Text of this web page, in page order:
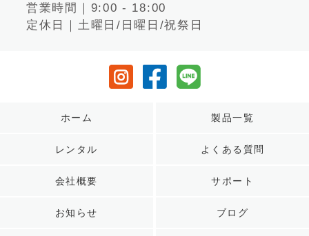
営業時間｜9:00 - 18:00
定休日｜土曜日/日曜日/祝祭日
ホーム 製品一覧
レンタル よくある質問
会社概要 サポート
お知らせ ブログ